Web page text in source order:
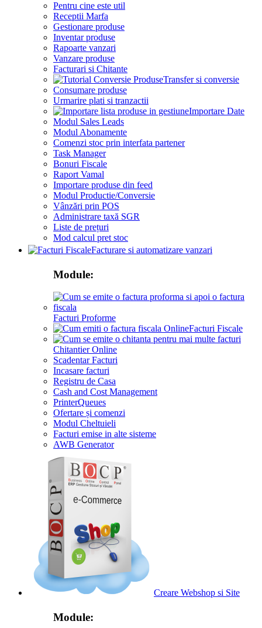
Pentru cine este util
Receptii Marfa
Gestionare produse
Inventar produse
Rapoarte vanzari
Vanzare produse
Facturari si Chitante
Transfer si conversie
Consumare produse
Urmarire plati si tranzactii
Importare Date
Modul Sales Leads
Modul Abonamente
Comenzi stoc prin interfata partener
Task Manager
Bonuri Fiscale
Raport Vamal
Importare produse din feed
Modul Productie/Conversie
Vânzări prin POS
Administrare taxă SGR
Liste de prețuri
Mod calcul pret stoc
Facturare si automatizare vanzari
Module:
Facturi Proforme
Facturi Fiscale
Chitantier Online
Scadentar Facturi
Incasare facturi
Registru de Casa
Cash and Cost Management
PrinterQueues
Ofertare și comenzi
Modul Cheltuieli
Facturi emise in alte sisteme
AWB Generator
Creare Webshop si Site
Module: